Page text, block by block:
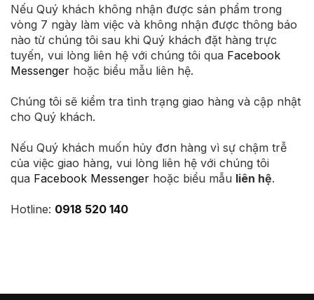
Nếu Quý khách không nhận được sản phẩm trong
vòng 7 ngày làm việc và không nhận được thông báo
nào từ chúng tôi sau khi Quý khách đặt hàng trực
tuyến, vui lòng liên hệ với chúng tôi qua Facebook
Messenger hoặc biểu mẫu liên hệ.
Chúng tôi sẽ kiểm tra tình trạng giao hàng và cập nhật
cho Quý khách.
Nếu Quý khách muốn hủy đơn hàng vì sự chậm trễ
của việc giao hàng, vui lòng liên hệ với chúng tôi
qua Facebook Messenger hoặc biểu mẫu liên hệ.
Hotline: 0918 520 140